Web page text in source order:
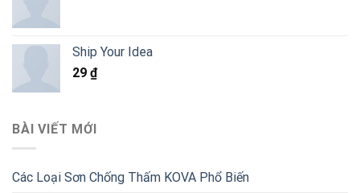
Ship Your Idea
29 ₫
BÀI VIẾT MỚI
Các Loại Sơn Chống Thấm KOVA Phổ Biến